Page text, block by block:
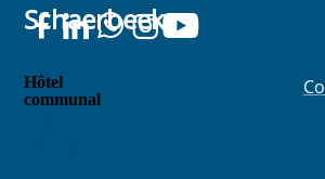
Schaerbeek
Hôtel
communal